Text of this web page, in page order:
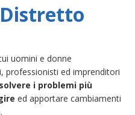
uomini e donne
professionisti ed imprenditori
i problemi più
ed apportare cambiamenti